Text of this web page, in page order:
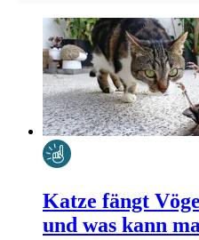
Katze fängt
und was kann